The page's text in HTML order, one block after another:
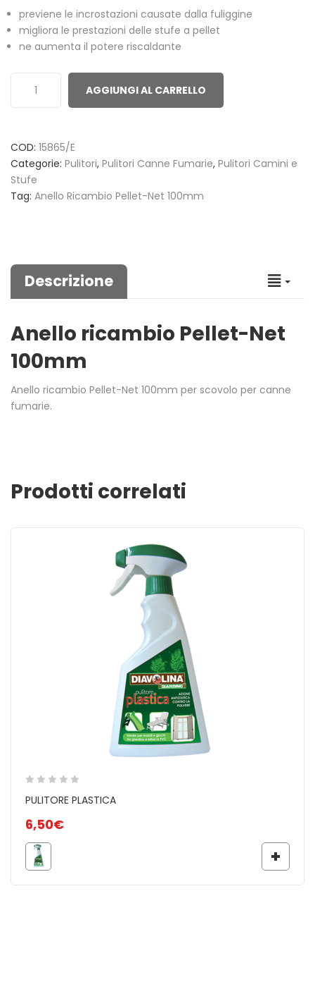
customer
ratings
previene le incrostazioni causate dalla fuliggine
migliora le prestazioni delle stufe a pellet
ne aumenta il potere riscaldante
AGGIUNGI AL CARRELLO
COD: 15865/E
Categorie: Pulitori, Pulitori Canne Fumarie, Pulitori Camini e
Stufe
Tag: Anello Ricambio Pellet-Net 100mm
Descrizione
Anello ricambio Pellet-Net
100mm
Anello ricambio Pellet-Net 100mm per scovolo per canne
fumarie.
Prodotti correlati
PULITORE PLASTICA
6,50€